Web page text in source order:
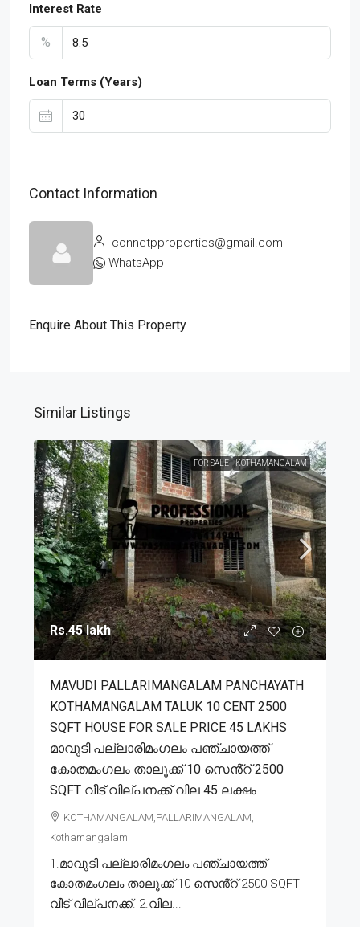
Interest Rate
%
Loan Terms (Years)
Contact Information
connetpproperties@gmail.com
WhatsApp
Enquire About This Property
Similar Listings
FOR SALE KOTHAMANGALAM
Rs.45 lakh
MAVUDI PALLARIMANGALAM PANCHAYATH
KOTHAMANGALAM TALUK 10 CENT 2500
SQFT HOUSE FOR SALE PRICE 45 LAKHS
മാവുടി പല്ലാരിമംഗലം പഞ്ചായത്ത്
കോതമംഗലം താലൂക്ക് 10 സെൻ്റ് 2500
SQFT വീട് വില്പനക്ക് വില 45 ലക്ഷം
KOTHAMANGALAM,PALLARIMANGALAM,
Kothamangalam
1.മാവുടി പല്ലാരിമംഗലം പഞ്ചായത്ത്
കോതമംഗലം താലൂക്ക് 10 സെൻ്റ് 2500 SQFT
വീട് വില്പനക്ക്. 2.വില...